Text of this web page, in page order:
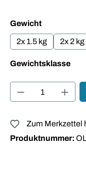
Gewichtauswählen
2x 1.5 kg 2x 2 kg
Gewichtsklasse
Produkt
Zum Merkzettel
Produktnummer: